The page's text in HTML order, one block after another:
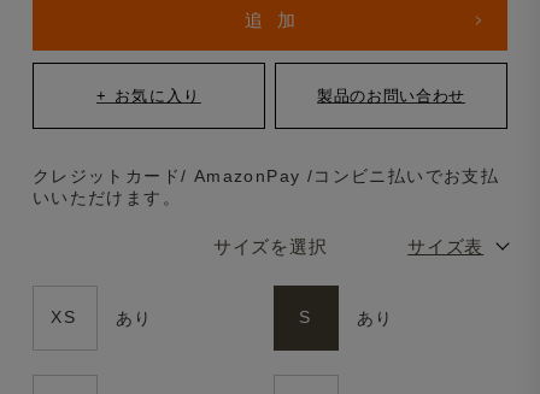
サイズを選択 サイズ表
XS あり S あり
クレジットカード/ AmazonPay /コンビニ払いでお支払
いいただけます。